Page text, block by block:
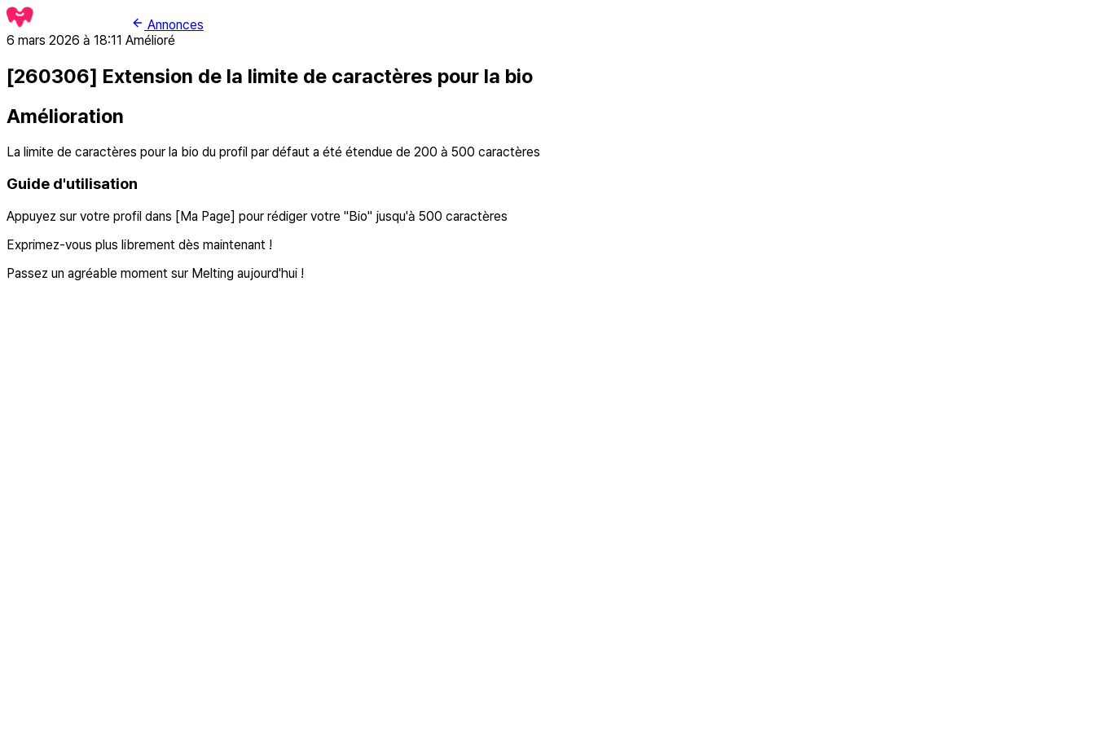
Annonces
6 mars 2026 à 18:11 Amélioré
[260306] Extension de la limite de caractères pour la bio
Amélioration
La limite de caractères pour la bio du profil par défaut a été étendue de 200 à 500 caractères
Guide d'utilisation
Appuyez sur votre profil dans [Ma Page] pour rédiger votre "Bio" jusqu'à 500 caractères
Exprimez-vous plus librement dès maintenant !
Passez un agréable moment sur Melting aujourd'hui !